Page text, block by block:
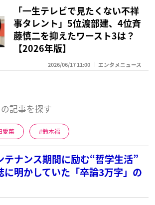
「一生テレビで見たくない不祥
事タレント」5位渡部建、4位斉
藤慎二を抑えたワースト3は？
【2026年版】
2026/06/17 11:00 エンタメニュース
記事を探す
愛菜 鈴木福
ナンス期間に励む“哲学生活”
に明かしていた「卒論3万字」の